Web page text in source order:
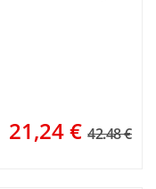
21,24€ 42.48 €